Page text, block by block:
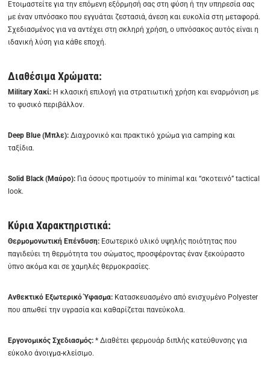
Ετοιμαστείτε για την επόμενη εξόρμησή σας στη φύση ή την υπηρεσία σας
με έναν υπνόσακο που εγγυάται ζεστασιά, άνεση και ευκολία στη μεταφορά.
Σχεδιασμένος για να αντέχει στη σκληρή χρήση, ο υπνόσακος αυτός είναι η
ιδανική λύση για κάθε εποχή.
Διαθέσιμα Χρώματα:
Military Χακί: Η κλασική επιλογή για στρατιωτική χρήση και εναρμόνιση με
το φυσικό περιβάλλον.
Deep Blue (Μπλε): Διαχρονικό και πρακτικό χρώμα για camping και
ταξίδια.
Solid Black (Μαύρο): Για όσους προτιμούν το minimal και “σκοτεινό” tactical
look.
Κύρια Χαρακτηριστικά:
Θερμομονωτική Επένδυση: Εσωτερικό υλικό υψηλής ποιότητας που
παγιδεύει τη θερμότητα του σώματος, προσφέροντας έναν ξεκούραστο
ύπνο ακόμα και σε χαμηλές θερμοκρασίες.
Ανθεκτικό Εξωτερικό Ύφασμα: Κατασκευασμένο από ενισχυμένο Polyester
που απωθεί την υγρασία και καθαρίζεται πανεύκολα.
Εργονομικός Σχεδιασμός: * Διαθέτει φερμουάρ διπλής κατεύθυνσης για
εύκολο άνοιγμα-κλείσιμο.